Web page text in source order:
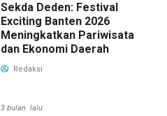
Sekda Deden: Festival
Exciting Banten 2026
Meningkatkan Pariwisata
dan Ekonomi Daerah
Redaksi
3 bulan lalu